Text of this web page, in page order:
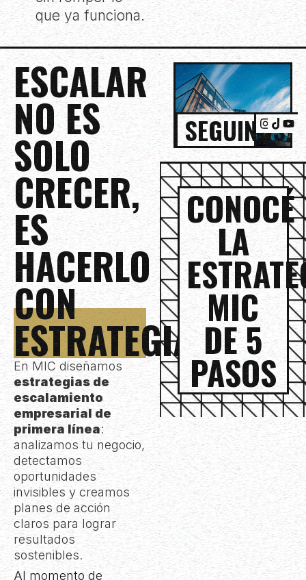
que ya funciona.
ESCALAR
NO ES
SOLO
CRECER,
ES
HACERLO
CON
ESTRATEGIA
En MIC diseñamos
estrategias de
escalamiento
empresarial de
primera línea:
analizamos tu negocio,
detectamos
oportunidades
invisibles y creamos
planes de acción
claros para lograr
resultados
sostenibles.
Al momento de
SEGUINOS!
CONOCÉ
LA
MIC
DE 5
PASOS